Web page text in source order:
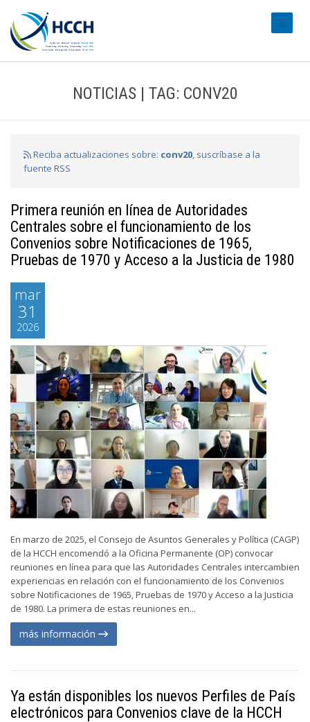
NOTICIAS | TAG: CONV20
Reciba actualizaciones sobre: conv20, suscríbase a la
fuente RSS
Primera reunión en línea de Autoridades
Centrales sobre el funcionamiento de los
Convenios sobre Notificaciones de 1965,
Pruebas de 1970 y Acceso a la Justicia de 1980
mar
31
2026
En marzo de 2025, el Consejo de Asuntos Generales y Política (CAGP)
de la HCCH encomendó a la Oficina Permanente (OP) convocar
reuniones en línea para que las Autoridades Centrales intercambien
experiencias en relación con el funcionamiento de los Convenios
sobre Notificaciones de 1965, Pruebas de 1970 y Acceso a la Justicia
de 1980. La primera de estas reuniones en...
más información
Ya están disponibles los nuevos Perfiles de País
electrónicos para Convenios clave de la HCCH